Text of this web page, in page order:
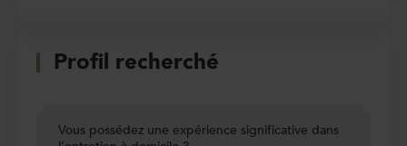
Profil recherché
Vous possédez une expérience significative dans